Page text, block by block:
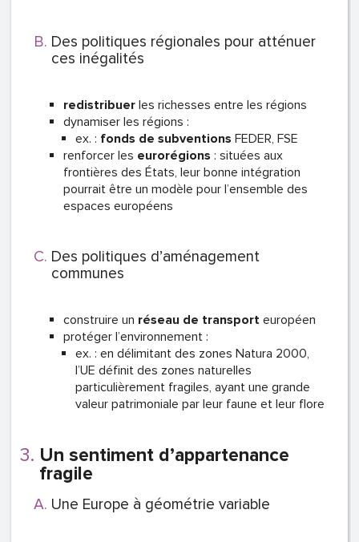
Des politiques régionales pour atténuer
ces inégalités
redistribuer les richesses entre les régions
dynamiser les régions :
ex. : fonds de subventions FEDER, FSE
renforcer les eurorégions : situées aux
frontières des États, leur bonne intégration
pourrait être un modèle pour l’ensemble des
espaces européens
Des politiques d’aménagement
communes
construire un réseau de transport européen
protéger l’environnement :
ex. : en délimitant des zones Natura 2000,
l’UE définit des zones naturelles
particulièrement fragiles, ayant une grande
valeur patrimoniale par leur faune et leur flore
Un sentiment d’appartenance
fragile
Une Europe à géométrie variable